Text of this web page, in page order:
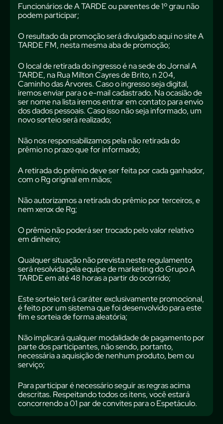
Funcionários de A TARDE ou parentes de 1º grau não
podem participar;
O resultado da promoção será divulgado aqui no site A
TARDE FM, nesta mesma aba de promoção;
O local de retirada do ingresso é na sede do Jornal A
TARDE, na Rua Milton Cayres de Brito, n 204,
Caminho das Árvores. Caso o ingresso seja digital,
iremos enviar para o e-mail cadastrado. Na ocasião de
ser nome na lista iremos entrar em contato para envio
dos dados pessoais. Caso isso não seja informado, um
novo sorteio será realizado;
Não nos responsabilizamos pela não retirada do
prêmio no prazo que for informado;
A retirada do prêmio deve ser feita por cada ganhador,
com o Rg original em mãos;
Não autorizamos a retirada do prêmio por terceiros, e
nem xerox de Rg;
O prêmio não poderá ser trocado pelo valor relativo
em dinheiro;
Qualquer situação não prevista neste regulamento
será resolvida pela equipe de marketing do Grupo A
TARDE em até 48 horas a partir do ocorrido;
Este sorteio terá caráter exclusivamente promocional,
é feito por um sistema que foi desenvolvido para este
fim e sorteia de forma aleatória;
Não implicará qualquer modalidade de pagamento por
parte dos participantes, não sendo, portanto,
necessária a aquisição de nenhum produto, bem ou
serviço;
Para participar é necessário seguir as regras acima
descritas. Respeitando todos os itens, você estará
concorrendo a 01 par de convites para o Espetáculo.